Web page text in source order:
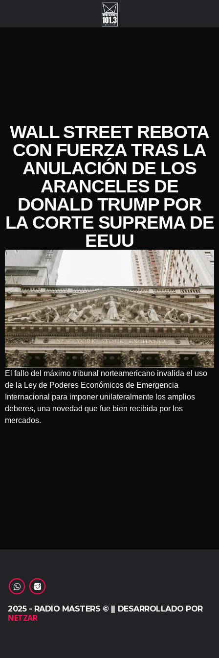
WALL STREET REBOTA
CON FUERZA TRAS LA
ANULACIÓN DE LOS
ARANCELES DE
DONALD TRUMP POR
LA CORTE SUPREMA DE
EEUU
El fallo del máximo tribunal norteamericano invalida el uso
de la Ley de Poderes Económicos de Emergencia
Internacional para imponer unilateralmente los amplios
deberes, una novedad que fue bien recibida por los
mercados.
2025 - RADIO MASTERS © || DESARROLLADO POR
NETZAR